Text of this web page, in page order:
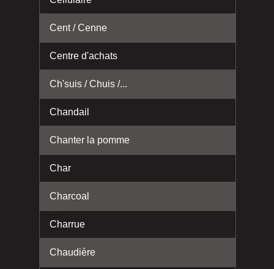
Cent / Cenne
Centre d'achats
Ch'suis / Chuis /...
Chandail
Chanter la pomme
Char
Charcoal
Charrue
Chaudière